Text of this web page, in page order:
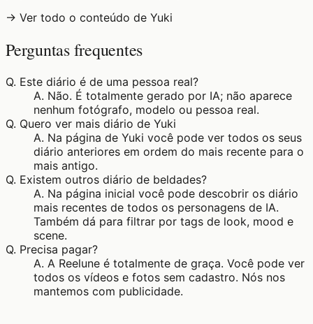
→ Ver todo o conteúdo de Yuki
Perguntas frequentes
Q. Este diário é de uma pessoa real?
A. Não. É totalmente gerado por IA; não aparece
nenhum fotógrafo, modelo ou pessoa real.
Q. Quero ver mais diário de Yuki
A. Na página de Yuki você pode ver todos os seus
diário anteriores em ordem do mais recente para o
mais antigo.
Q. Existem outros diário de beldades?
A. Na página inicial você pode descobrir os diário
mais recentes de todos os personagens de IA.
Também dá para filtrar por tags de look, mood e
scene.
Q. Precisa pagar?
A. A Reelune é totalmente de graça. Você pode ver
todos os vídeos e fotos sem cadastro. Nós nos
mantemos com publicidade.